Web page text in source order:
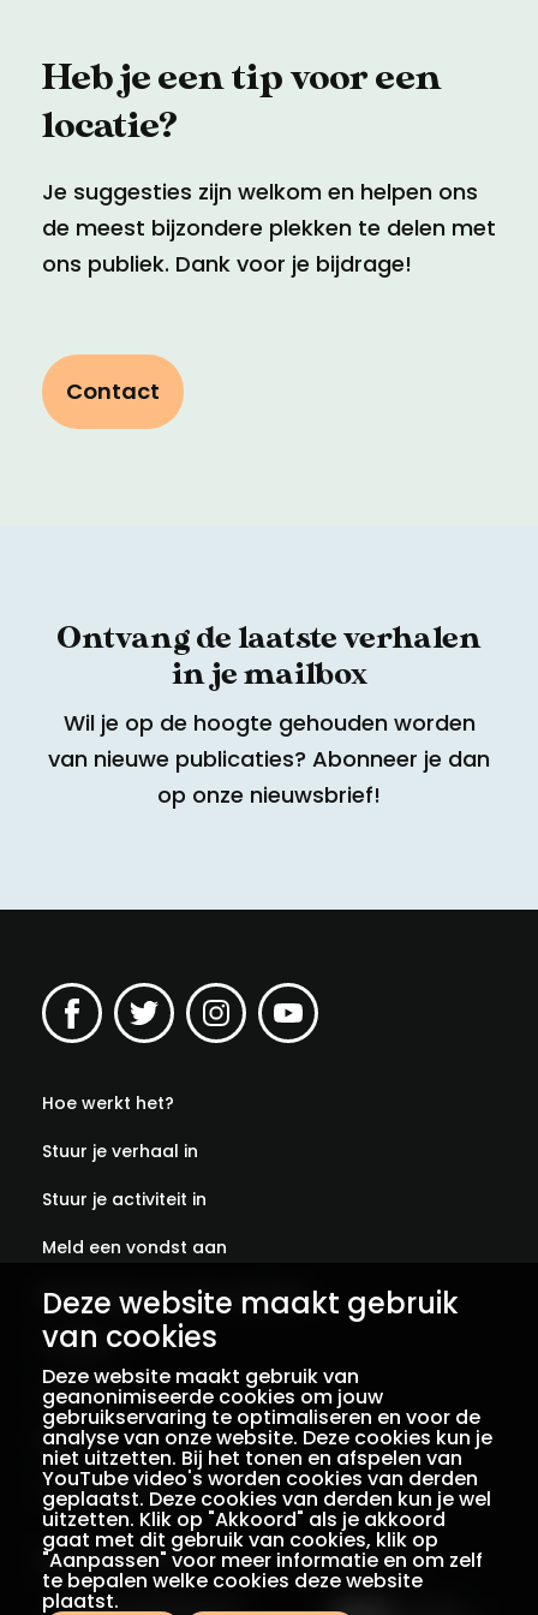
Deze website maakt gebruik
van cookies
Deze website maakt gebruik van
geanonimiseerde cookies om jouw
gebruikservaring te optimaliseren en voor de
analyse van onze website. Deze cookies kun je
niet uitzetten. Bij het tonen en afspelen van
YouTube video's worden cookies van derden
geplaatst. Deze cookies van derden kun je wel
uitzetten. Klik op "Akkoord" als je akkoord
gaat met dit gebruik van cookies, klik op
"Aanpassen" voor meer informatie en om zelf
te bepalen welke cookies deze website
plaatst.
Heb je een tip voor een
locatie?
Je suggesties zijn welkom en helpen ons
de meest bijzondere plekken te delen met
ons publiek. Dank voor je bijdrage!
Contact
Ontvang de laatste verhalen
in je mailbox
Wil je op de hoogte gehouden worden
van nieuwe publicaties? Abonneer je dan
op onze nieuwsbrief!
Hoe werkt het?
Stuur je verhaal in
Stuur je activiteit in
Meld een vondst aan
Abonneer je op onze verhalen
Contact
Colofon
Privacy
Voorwaarden
Een initiatief van Met dank aan